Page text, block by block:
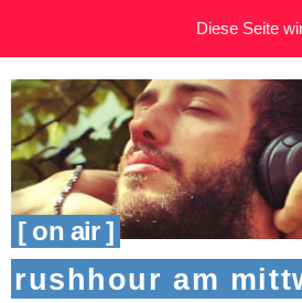
[ on air ]
rushhour am
Diese Seite